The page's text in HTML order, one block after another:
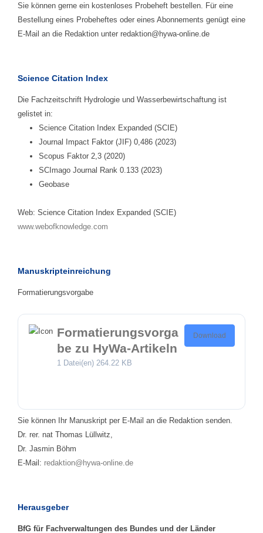
Sie können gerne ein kostenloses Probeheft bestellen. Für eine
Bestellung eines Probeheftes oder eines Abonnements genügt eine
E-Mail an die Redaktion unter redaktion@hywa-online.de
Science Citation Index
Die Fachzeitschrift Hydrologie und Wasserbewirtschaftung ist
gelistet in:
Science Citation Index Expanded (SCIE)
Journal Impact Faktor (JIF) 0,486 (2023)
Scopus Faktor 2,3 (2020)
SCImago Journal Rank 0.133 (2023)
Geobase
Web: Science Citation Index Expanded (SCIE)
www.webofknowledge.com
Manuskripteinreichung
Formatierungsvorgabe
Formatierungsvorga
be zu HyWa-Artikeln
1 Datei(en) 264.22 KB
Download
Sie können Ihr Manuskript per E-Mail an die Redaktion senden.
Dr. rer. nat Thomas Lüllwitz,
Dr. Jasmin Böhm
E-Mail: redaktion@hywa-online.de
Herausgeber
BfG für Fachverwaltungen des Bundes und der Länder